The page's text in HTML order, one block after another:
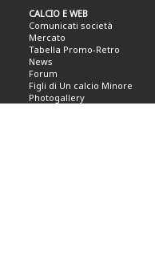
CALCIO E WEB
Comunicati società
Mercato
Tabella Promo-Retro
News
Forum
Figli di Un calcio Minore
Photogallery